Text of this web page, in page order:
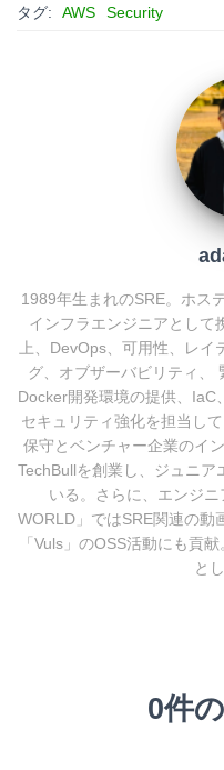
e
タグ: AWS Security
1989年生まれのSRE。ホス
インフラエンジニアとして
上、DevOps、可用性、レ
グ、オブザーバビリティ、
Docker開発環境の提供、IaC
セキュリティ強化を担当し
保守とベンチャー企業のイ
TechBullを創業し、ジュニア
いる。さらに、エンジ
WORLD」ではSRE関連の動
「Vuls」のOSS活動にも貢
と
0件